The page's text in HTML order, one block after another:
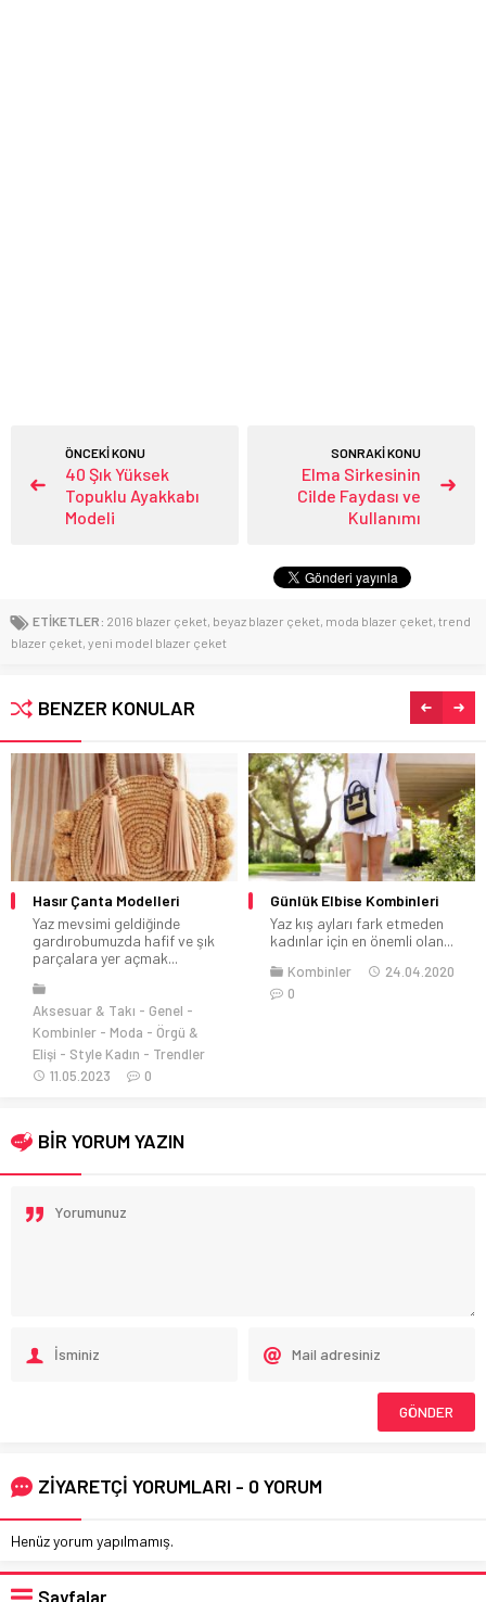
ÖNCEKİ KONU
40 Şık Yüksek
Topuklu Ayakkabı
Modeli
SONRAKİ KONU
Elma Sirkesinin
Cilde Faydası ve
Kullanımı
ETİKETLER: 2016 blazer çeket, beyaz blazer çeket, moda blazer çeket, trend
blazer çeket, yeni model blazer çeket
BENZER KONULAR
Hasır Çanta Modelleri
Yaz mevsimi geldiğinde
gardırobumuzda hafif ve şık
parçalara yer açmak...
Aksesuar & Takı
Genel
Kombinler
Moda
Örgü &
Elişi
Style Kadın
Trendler
11.05.2023
0
Günlük Elbise Kombinleri
Yaz kış ayları fark etmeden
kadınlar için en önemli olan...
Kombinler
24.04.2020
0
BİR YORUM YAZIN
ZİYARETÇİ YORUMLARI - 0 YORUM
Henüz yorum yapılmamış.
Sayfalar